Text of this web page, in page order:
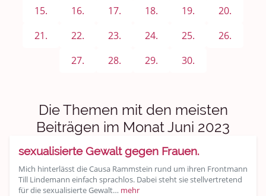
Gesundheit & Wellness
Sport & Freizeit
Medien & Showgeschäft
Kochen, Backen und Genießen
Anregungen und Support
15.
16. 17. 18. 19.
20.
21.
22. 23. 24. 25.
26.
27.
28. 29. 30.
Die Themen mit den meisten
Beiträgen im Monat Juni 2023
sexualisierte Gewalt gegen Frauen.
Mich hinterlässt die Causa Rammstein rund um ihren Frontmann
Till Lindemann einfach sprachlos. Dabei steht sie stellvertretend
für die sexualisierte Gewalt… mehr